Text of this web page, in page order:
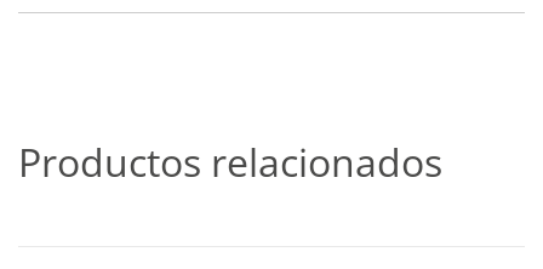
Productos relacionados